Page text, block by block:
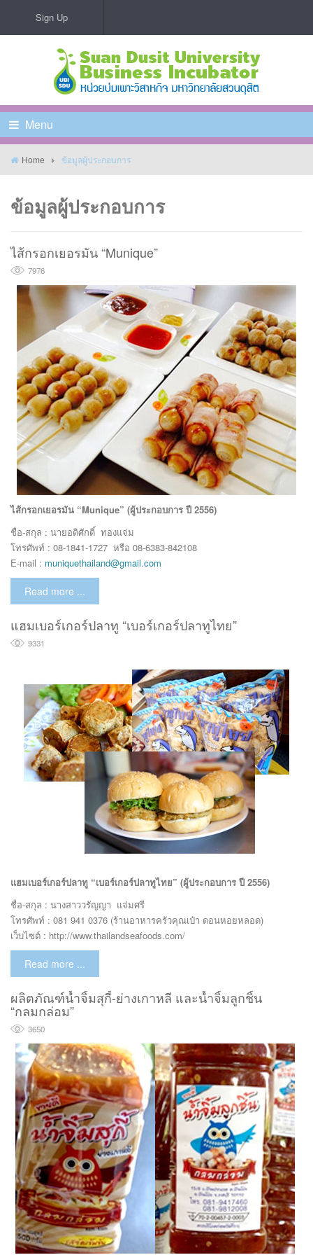
Sign Up
Menu
Home ข้อมูลผู้ประกอบการ
ข้อมูลผู้ประกอบการ
ไส้กรอกเยอรมัน “Munique”
7976
ไส้กรอกเยอรมัน “Munique” (ผู้ประกอบการ ปี 2556)
ชื่อ-สกุล : นายอดิศักดิ์ ทองแจ่ม
โทรศัพท์ : 08-1841-1727 หรือ 08-6383-842108
E-mail : muniquethailand@gmail.com
Read more ...
แฮมเบอร์เกอร์ปลาทู “เบอร์เกอร์ปลาทูไทย”
9331
แฮมเบอร์เกอร์ปลาทู “เบอร์เกอร์ปลาทูไทย” (ผู้ประกอบการ ปี 2556)
ชื่อ-สกุล : นางสาววรัญญา แจ่มศรี
โทรศัพท์ : 081 941 0376 (ร้านอาหารครัวคุณเป๋า ดอนหอยหลอด)
เว็บไซต์ : http://www.thailandseafoods.com/
Read more ...
ผลิตภัณฑ์น้ำจิ้มสุกี้-ย่างเกาหลี และน้ำจิ้มลูกชิ้น
“กลมกล่อม”
3650